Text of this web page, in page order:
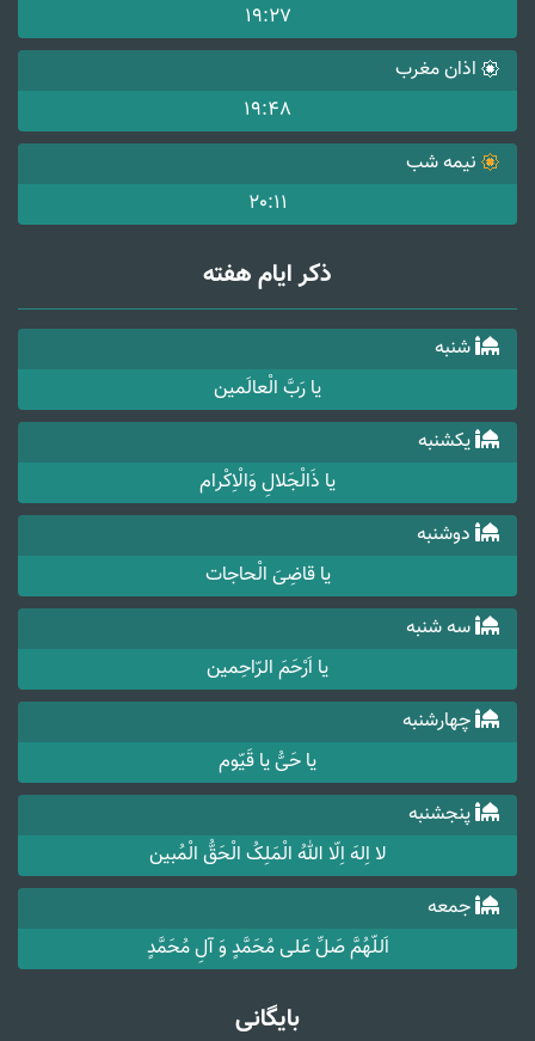
19:27
اذان مغرب
19:48
نیمه شب
20:11
ذکر ایام هفته
شنبه
یا رَبَّ الْعالَمین
یکشنبه
یا ذَالْجَلالِ وَالْاِکْرام
دوشنبه
یا قاضِیَ الْحاجات
سه شنبه
یا اَرْحَمَ الرّاحِمین
چهارشنبه
یا حَیُّ یا قَیّوم
پنجشنبه
لا اِلهَ اِلّا اللهُ الْمَلِکُ الْحَقُّ الْمُبین
جمعه
اَللّهُمَّ صَلِّ عَلی مُحَمَّدٍ وَ آلِ مُحَمَّدٍ
بایگانی